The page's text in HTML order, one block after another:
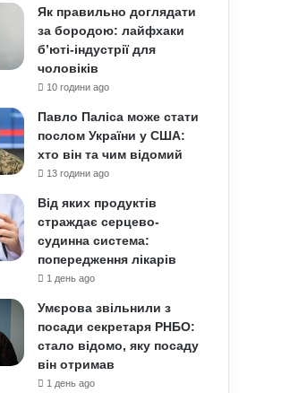
Як правильно доглядати
за бородою: лайфхаки
б’юті-індустрії для
чоловіків
10 години ago
Павло Паліса може стати
послом України у США:
хто він та чим відомий
13 години ago
Від яких продуктів
страждає серцево-
судинна система:
попередження лікарів
1 день ago
Умєрова звільнили з
посади секретаря РНБО:
стало відомо, яку посаду
він отримав
1 день ago